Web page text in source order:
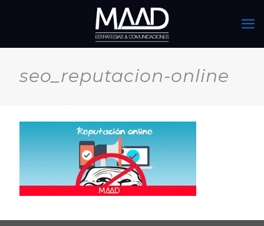
seo_reputacion-online